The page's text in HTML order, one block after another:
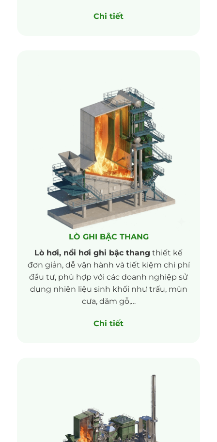
Chi tiết
LÒ GHI BẬC THANG
Lò hơi, nồi hơi ghi bậc thang thiết kế
đơn giản, dễ vận hành và tiết kiệm chi phí
đầu tư, phù hợp với các doanh nghiệp sử
dụng nhiên liệu sinh khối như trấu, mùn
cưa, dăm gỗ,…
Chi tiết